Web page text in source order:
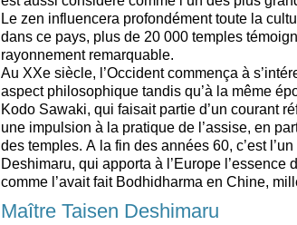
Le zen influencera profondément toute la
dans ce pays, plus de 20 000 temples
rayonnement remarquable.
Au XXe siècle, l’Occident commença à
aspect philosophique tandis qu’à la même
Kodo Sawaki, qui faisait partie d’un courant
une impulsion à la pratique de l’assise, en
des temples. A la fin des années 60, c’est
Deshimaru, qui apporta à l’Europe l’essence
comme l’avait fait Bodhidharma en Chine,
Maître Taisen Deshimaru